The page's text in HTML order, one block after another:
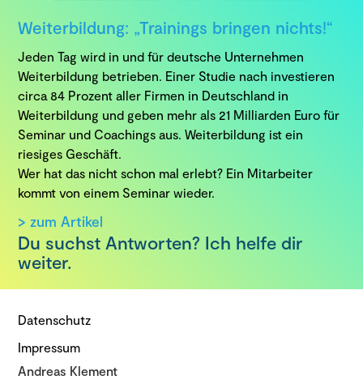
Weiterbildung: „Trainings bringen nichts!“
Jeden Tag wird in und für deutsche Unternehmen
Weiterbildung betrieben. Einer Studie nach investieren
circa 84 Prozent aller Firmen in Deutschland in
Weiterbildung und geben mehr als 21 Milliarden Euro für
Seminar und Coachings aus. Weiterbildung ist ein
riesiges Geschäft.
Wer hat das nicht schon mal erlebt? Ein Mitarbeiter
kommt von einem Seminar wieder.
> zum Artikel
Du suchst Antworten? Ich helfe dir
weiter.
Datenschutz
Impressum
Andreas Klement